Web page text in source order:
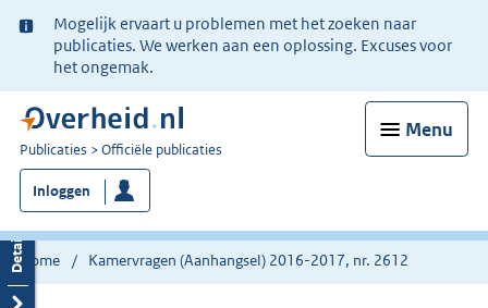
Ter
informatie:
Mogelijk ervaart u problemen met het zoeken naar
publicaties. We werken aan een oplossing. Excuses voor
het ongemak.
Menu
U
bent
nu
hier:
Publicaties Officiële publicaties
Inloggen
Home Kamervragen (Aanhangsel) 2016-2017, nr. 2612